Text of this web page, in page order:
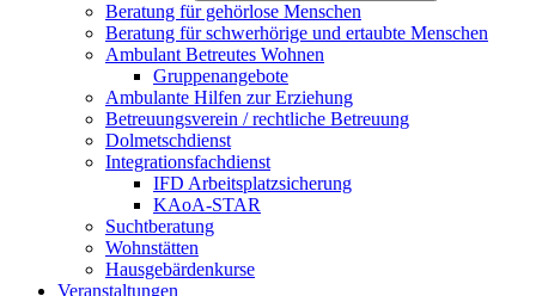
Beratung für gehörlose Menschen
Beratung für schwerhörige und ertaubte Menschen
Ambulant Betreutes Wohnen
Gruppenangebote
Ambulante Hilfen zur Erziehung
Betreuungsverein / rechtliche Betreuung
Dolmetschdienst
Integrationsfachdienst
IFD Arbeitsplatzsicherung
KAoA-STAR
Suchtberatung
Wohnstätten
Hausgebärdenkurse
Veranstaltungen